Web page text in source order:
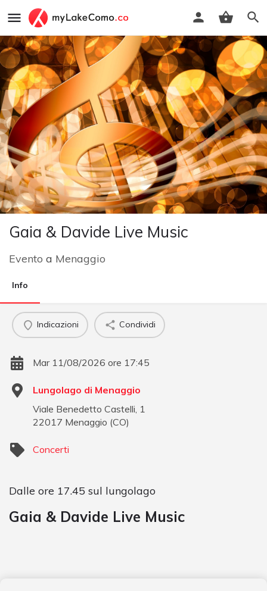
Gaia & Davide Live Music
Evento a Menaggio
Info
Indicazioni Condividi
Mar 11/08/2026 ore 17:45
Lungolago di Menaggio
Viale Benedetto Castelli, 1
22017 Menaggio (CO)
Concerti
Dalle ore 17.45 sul lungolago
Gaia & Davide Live Music